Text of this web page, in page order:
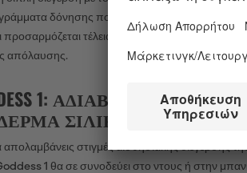
δόνησης που ελέγχονται διαισθητικά
τέλεια στο σχήμα του σώματός
απόλαυσης.
1: ΑΔΙΆΒΡΟΧΟΣ
ΣΙΛΙΚΌΝΗ
στιγμές αισθησιακής διέγερσης
1 θα σε συνοδεύει στο ντους ή στην